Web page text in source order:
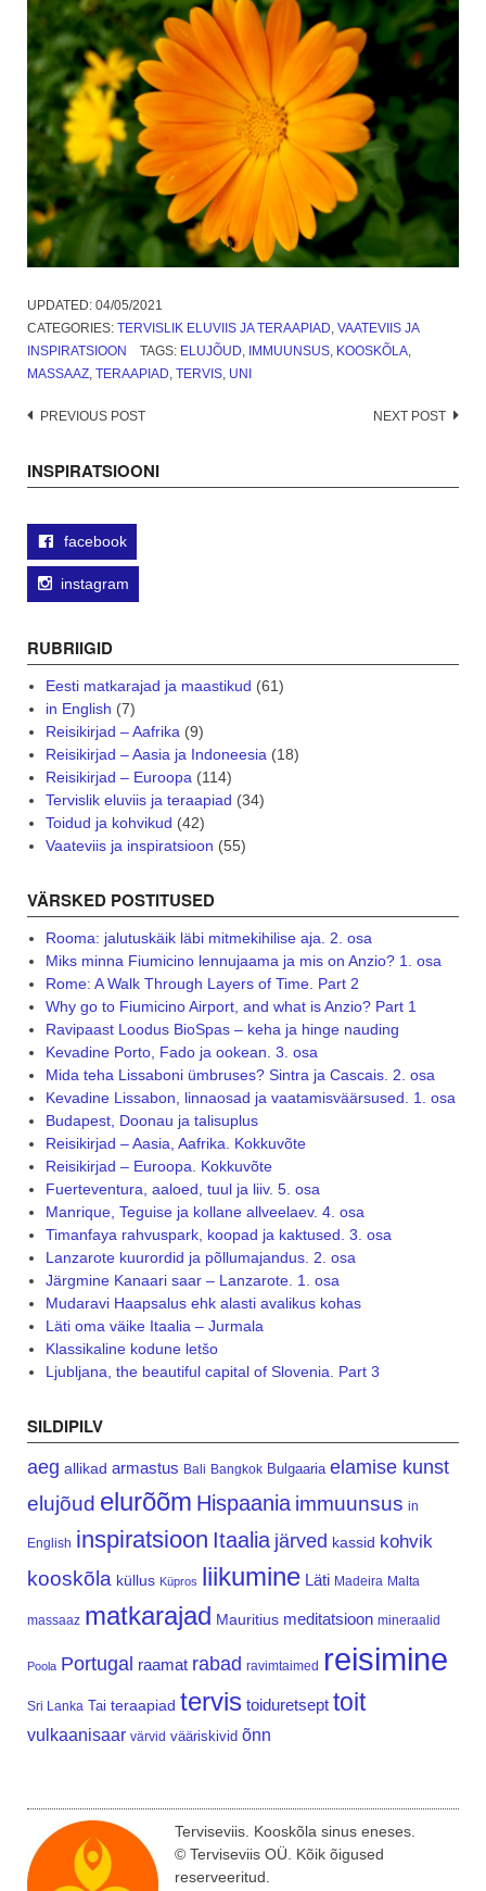
UPDATED: 04/05/2021
CATEGORIES: TERVISLIK ELUVIIS JA TERAAPIAD VAATEVIIS JA
INSPIRATSIOON
TAGS: ELUJÕUD IMMUUNSUS, KOOSKÕLA,
MASSAAZ TERAAPIAD TERVIS UNI
Post
PREVIOUS POST NEXT POST
INSPIRATSIOONI
facebook
instagram
RUBRIIGID
Eesti matkarajad ja maastikud (61)
in English (7)
Reisikirjad – Aafrika (9)
Reisikirjad – Aasia ja Indoneesia (18)
Reisikirjad – Euroopa (114)
Tervislik eluviis ja teraapiad (34)
Toidud ja kohvikud (42)
Vaateviis ja inspiratsioon (55)
VÄRSKED POSTITUSED
Rooma: jalutuskäik läbi mitmekihilise aja. 2. osa
Miks minna Fiumicino lennujaama ja mis on Anzio? 1. osa
Rome: A Walk Through Layers of Time. Part 2
Why go to Fiumicino Airport, and what is Anzio? Part 1
Ravipaast Loodus BioSpas – keha ja hinge nauding
Kevadine Porto, Fado ja ookean. 3. osa
Mida teha Lissaboni ümbruses? Sintra ja Cascais. 2. osa
Kevadine Lissabon, linnaosad ja vaatamisväärsused. 1. osa
Budapest, Doonau ja talisuplus
Reisikirjad – Aasia, Aafrika. Kokkuvõte
Reisikirjad – Euroopa. Kokkuvõte
Fuerteventura, aaloed, tuul ja liiv. 5. osa
Manrique, Teguise ja kollane allveelaev. 4. osa
Timanfaya rahvuspark, koopad ja kaktused. 3. osa
Lanzarote kuurordid ja põllumajandus. 2. osa
Järgmine Kanaari saar – Lanzarote. 1. osa
Mudaravi Haapsalus ehk alasti avalikus kohas
Läti oma väike Itaalia – Jurmala
Klassikaline kodune letšo
Ljubljana, the beautiful capital of Slovenia. Part 3
SILDIPILV
aeg allikad armastus Bali Bangkok Bulgaaria elamise kunst
elujõud elurõõm Hispaania immuunsus in
English inspiratsioon Itaalia järved kassid kohvik
kooskõla küllus Küpros liikumine Läti Madeira Malta
massaaz matkarajad Mauritius meditatsioon mineraalid
Poola Portugal raamat rabad ravimtaimed reisimine
Sri Lanka Tai teraapiad tervis toiduretsept toit
vulkaanisaar värvid vääriskivid õnn
Terviseviis. Kooskõla sinus eneses.
© Terviseviis OÜ. Kõik õigused
reserveeritud.